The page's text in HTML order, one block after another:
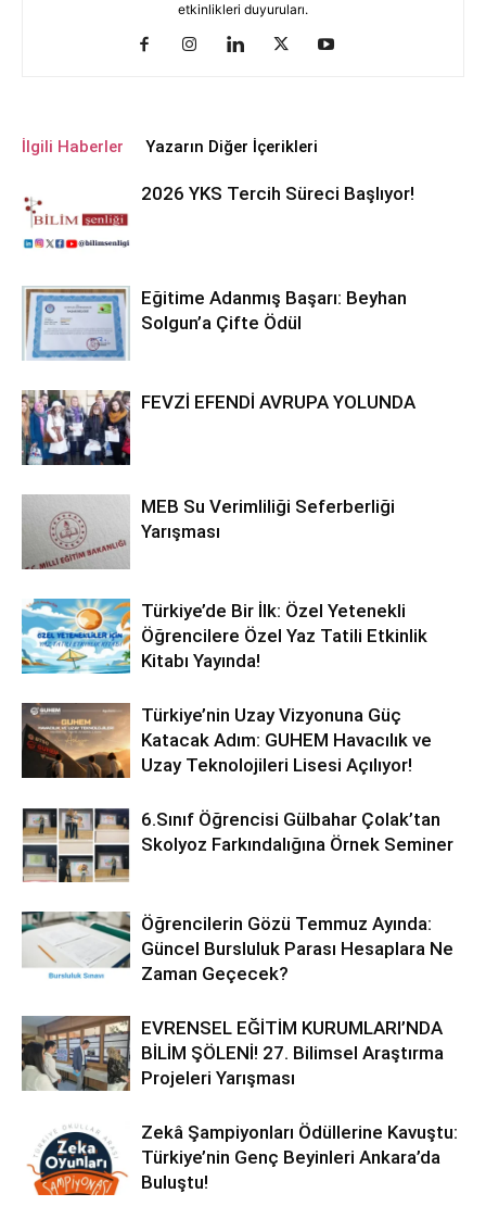
etkinlikleri duyuruları.
İlgili Haberler Yazarın Diğer İçerikleri
2026 YKS Tercih Süreci Başlıyor!
Eğitime Adanmış Başarı: Beyhan
Solgun’a Çifte Ödül
FEVZİ EFENDİ AVRUPA YOLUNDA
MEB Su Verimliliği Seferberliği
Yarışması
Türkiye’de Bir İlk: Özel Yetenekli
Öğrencilere Özel Yaz Tatili Etkinlik
Kitabı Yayında!
Türkiye’nin Uzay Vizyonuna Güç
Katacak Adım: GUHEM Havacılık ve
Uzay Teknolojileri Lisesi Açılıyor!
6.Sınıf Öğrencisi Gülbahar Çolak’tan
Skolyoz Farkındalığına Örnek Seminer
Öğrencilerin Gözü Temmuz Ayında:
Güncel Bursluluk Parası Hesaplara Ne
Zaman Geçecek?
EVRENSEL EĞİTİM KURUMLARI’NDA
BİLİM ŞÖLENİ! 27. Bilimsel Araştırma
Projeleri Yarışması
Zekâ Şampiyonları Ödüllerine Kavuştu:
Türkiye’nin Genç Beyinleri Ankara’da
Buluştu!